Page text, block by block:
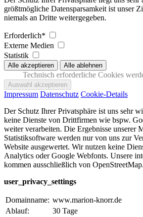
größtmögliche Datensparsamkeit ist unser
niemals an Dritte weitergegeben.
Erforderlich*
Externe Medien
Statistik
Technisch erforderliche Cookies
Impressum Datenschutz Cookie-Details
Der Schutz Ihrer Privatsphäre ist uns sehr
keine Dienste von Drittfirmen wie bspw.
weiter verarbeiten. Die Ergebnisse unserer
Statistiksoftware werden nur von uns zur
Website ausgewertet. Wir nutzen keine
Analytics oder Google Webfonts. Unsere
kommen ausschließlich von OpenStreetMap.
user_privacy_settings
Domainname: www.marion-knorr.de
Ablauf:
30 Tage